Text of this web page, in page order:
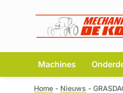
Machines
Home - Nieuws -